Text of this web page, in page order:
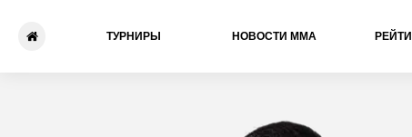
ТУРНИРЫ НОВОСТИ ММА